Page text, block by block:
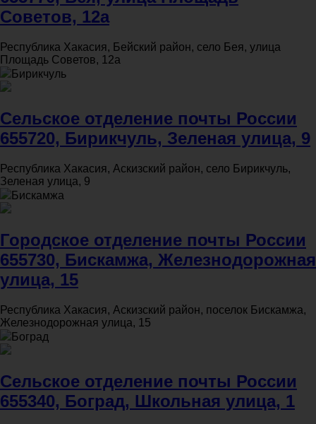
Советов, 12а
Республика Хакасия, Бейский район, село Бея, улица
Площадь Советов, 12а
Бирикчуль
Сельское отделение почты России
655720, Бирикчуль, Зеленая улица, 9
Республика Хакасия, Аскизский район, село Бирикчуль,
Зеленая улица, 9
Бискамжа
Городское отделение почты России
655730, Бискамжа, Железнодорожная
улица, 15
Республика Хакасия, Аскизский район, поселок Бискамжа,
Железнодорожная улица, 15
Боград
Сельское отделение почты России
655340, Боград, Школьная улица, 1